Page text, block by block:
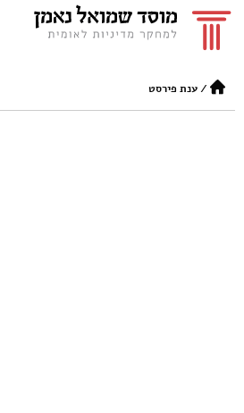
/ענת פירסט